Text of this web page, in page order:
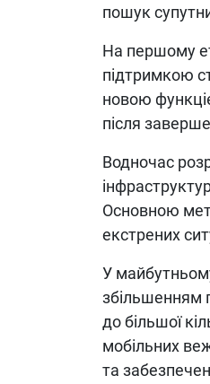
пошук
На першому
підтримкою
новою
після
Водночас
Основною
екстрених
У
збільшенням
до більшої
мобільних
та